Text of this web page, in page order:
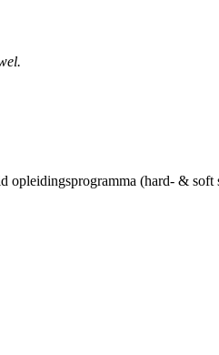
opleidingsprogramma (hard- &